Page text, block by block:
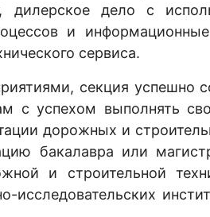
дилерское дело с
и
сервиса.
секция успешно
с успехом выполнять
дорожных и
бакалавра или
и строительной